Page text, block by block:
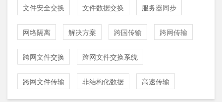
文件安全交换 文件数据交换 服务器同步
网络隔离 解决方案 跨国传输 跨网传输
跨网文件交换 跨网文件交换系统
跨网文件传输 非结构化数据 高速传输